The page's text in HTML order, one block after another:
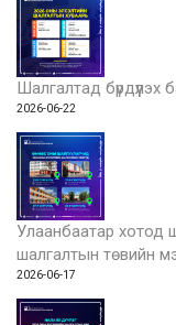
Шалгалтад бүрдүүлэх
2026-06-22
Улаанбаатар хотод
шалгалтын төвийн
2026-06-17